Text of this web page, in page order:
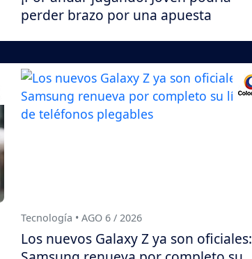
perder brazo por una apuesta
Tecnología • AGO 6 / 2026
Los nuevos Galaxy Z ya son oficiales: